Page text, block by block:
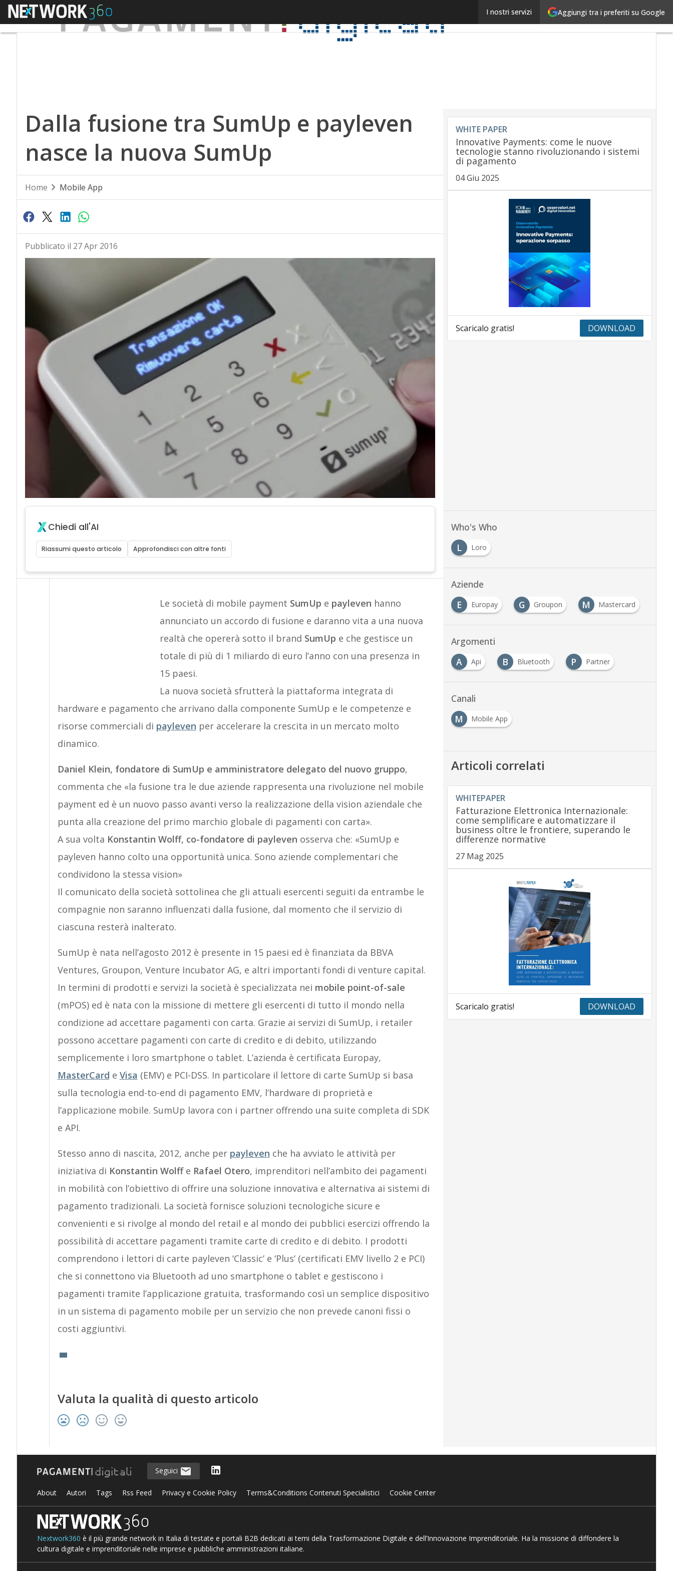
Aggiungi tra i preferiti su Google
I nostri servizi
Menu Dalla fusione tra SumUp e payleven nasce la nuova
Dalla fusione tra SumUp e payleven
nasce la nuova SumUp
Home Mobile App
Pubblicato il 27 Apr 2016
Chiedi all'AI
Riassumi questo articolo Approfondisci con altre fonti
Le società di mobile payment SumUp e payleven hanno
annunciato un accordo di fusione e daranno vita a una nuova
realtà che opererà sotto il brand SumUp e che gestisce un
totale di più di 1 miliardo di euro l’anno con una presenza in
15 paesi.
La nuova società sfrutterà la piattaforma integrata di
hardware e pagamento che arrivano dalla componente SumUp e le competenze e
risorse commerciali di payleven per accelerare la crescita in un mercato molto
dinamico.
Daniel Klein, fondatore di SumUp e amministratore delegato del nuovo gruppo,
commenta che «la fusione tra le due aziende rappresenta una rivoluzione nel mobile
payment ed è un nuovo passo avanti verso la realizzazione della vision aziendale che
punta alla creazione del primo marchio globale di pagamenti con carta».
A sua volta Konstantin Wolff, co-fondatore di payleven osserva che: «SumUp e
payleven hanno colto una opportunità unica. Sono aziende complementari che
condividono la stessa vision»
Il comunicato della società sottolinea che gli attuali esercenti seguiti da entrambe le
compagnie non saranno influenzati dalla fusione, dal momento che il servizio di
ciascuna resterà inalterato.
SumUp è nata nell’agosto 2012 è presente in 15 paesi ed è finanziata da BBVA
Ventures, Groupon, Venture Incubator AG, e altri importanti fondi di venture capital.
In termini di prodotti e servizi la società è specializzata nei mobile point-of-sale
(mPOS) ed è nata con la missione di mettere gli esercenti di tutto il mondo nella
condizione ad accettare pagamenti con carta. Grazie ai servizi di SumUp, i retailer
possono accettare pagamenti con carte di credito e di debito, utilizzando
semplicemente i loro smartphone o tablet. L’azienda è certificata Europay,
MasterCard e Visa (EMV) e PCI-DSS. In particolare il lettore di carte SumUp si basa
sulla tecnologia end-to-end di pagamento EMV, l’hardware di proprietà e
l’applicazione mobile. SumUp lavora con i partner offrendo una suite completa di SDK
e API.
Stesso anno di nascita, 2012, anche per payleven che ha avviato le attività per
iniziativa di Konstantin Wolff e Rafael Otero, imprenditori nell’ambito dei pagamenti
in mobilità con l’obiettivo di offrire una soluzione innovativa e alternativa ai sistemi di
pagamento tradizionali. La società fornisce soluzioni tecnologiche sicure e
convenienti e si rivolge al mondo del retail e al mondo dei pubblici esercizi offrendo la
possibilità di accettare pagamenti tramite carte di credito e di debito. I prodotti
comprendono i lettori di carte payleven ‘Classic’ e ‘Plus’ (certificati EMV livello 2 e PCI)
che si connettono via Bluetooth ad uno smartphone o tablet e gestiscono i
pagamenti tramite l’applicazione gratuita, trasformando così un semplice dispositivo
in un sistema di pagamento mobile per un servizio che non prevede canoni fissi o
costi aggiuntivi.
Valuta la qualità di questo articolo
WHITE PAPER
Innovative Payments: come le nuove
tecnologie stanno rivoluzionando i sistemi
di pagamento
04 Giu 2025
Scaricalo gratis! DOWNLOAD
Who's Who
L
Loro
Aziende
E Europay G Groupon M Mastercard
Argomenti
A
Api B Bluetooth P Partner
Canali
M
Mobile App
Articoli correlati
WHITEPAPER
Fatturazione Elettronica Internazionale:
come semplificare e automatizzare il
business oltre le frontiere, superando le
differenze normative
27 Mag 2025
Scaricalo gratis! DOWNLOAD
Seguici
About Autori Tags Rss Feed Privacy e Cookie Policy Terms&Conditions Contenuti Specialistici Cookie Center
Nextwork360 è il più grande network in Italia di testate e portali B2B dedicati ai temi della Trasformazione Digitale e dell’Innovazione Imprenditoriale. Ha la missione di diffondere la
cultura digitale e imprenditoriale nelle imprese e pubbliche amministrazioni italiane.